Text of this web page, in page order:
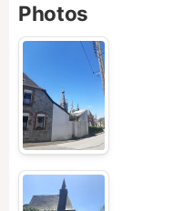
Photos